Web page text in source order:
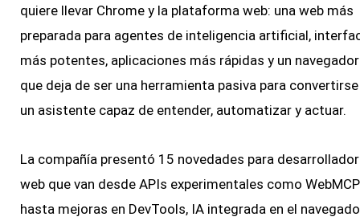
quiere llevar Chrome y la plataforma web: una web más
preparada para agentes de inteligencia artificial,
más potentes, aplicaciones más rápidas y un navegador
que deja de ser una herramienta pasiva para convertirse
un asistente capaz de entender, automatizar y actuar.
La compañía presentó 15 novedades para
web que van desde APIs experimentales como WebMCP
hasta mejoras en DevTools, IA integrada en el